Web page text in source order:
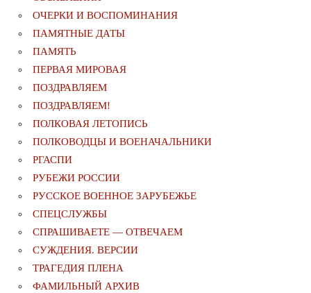
ОЧЕРКИ И ВОСПОМИНАНИЯ
ПАМЯТНЫЕ ДАТЫ
ПАМЯТЬ
ПЕРВАЯ МИРОВАЯ
ПОЗДРАВЛЯЕМ
ПОЗДРАВЛЯЕМ!
ПОЛКОВАЯ ЛЕТОПИСЬ
ПОЛКОВОДЦЫ И ВОЕНАЧАЛЬНИКИ
РГАСПИ
РУБЕЖИ РОССИИ
РУССКОЕ ВОЕННОЕ ЗАРУБЕЖЬЕ
СПЕЦСЛУЖБЫ
СПРАШИВАЕТЕ — ОТВЕЧАЕМ
СУЖДЕНИЯ. ВЕРСИИ
ТРАГЕДИЯ ПЛЕНА
ФАМИЛЬНЫЙ АРХИВ